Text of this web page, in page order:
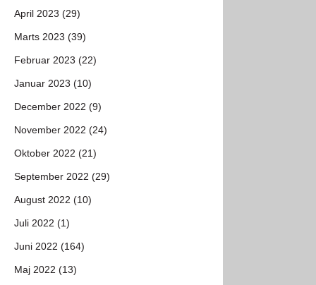
April 2023 (29)
Marts 2023 (39)
Februar 2023 (22)
Januar 2023 (10)
December 2022 (9)
November 2022 (24)
Oktober 2022 (21)
September 2022 (29)
August 2022 (10)
Juli 2022 (1)
Juni 2022 (164)
Maj 2022 (13)